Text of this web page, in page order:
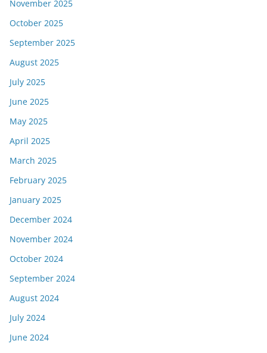
November 2025
October 2025
September 2025
August 2025
July 2025
June 2025
May 2025
April 2025
March 2025
February 2025
January 2025
December 2024
November 2024
October 2024
September 2024
August 2024
July 2024
June 2024